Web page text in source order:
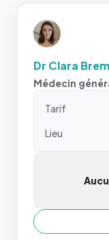
Dr Clara
Médecin
Tarif
Lieu